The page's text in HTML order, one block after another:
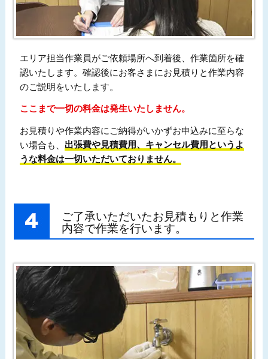
エリア担当作業員がご依頼場所へ到着後、作業箇所を確
認いたします。確認後にお客さまにお見積りと作業内容
のご説明をいたします。
ここまで一切の料金は発生いたしません。
お見積りや作業内容にご納得がいかずお申込みに至らな
い場合も、 出張費や見積費用、キャンセル費用というよ
うな料金は一切いただいておりません。
ご了承いただいたお見積もりと作業
内容で作業を行います。